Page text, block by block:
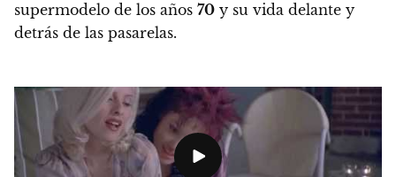
supermodelo de los años 70 y su vida delante y
detrás de las pasarelas.